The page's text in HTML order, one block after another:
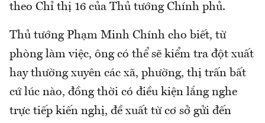
theo Chỉ thị 16 của Thủ tướng Chính phủ.
Thủ tướng Phạm Minh Chính cho biết, từ
phòng làm việc, ông có thể sẽ kiểm tra đột xuất
hay thường xuyên các xã, phường, thị trấn bất
cứ lúc nào, đồng thời có điều kiện lắng nghe
trực tiếp kiến nghị, đề xuất từ cơ sở gửi đến